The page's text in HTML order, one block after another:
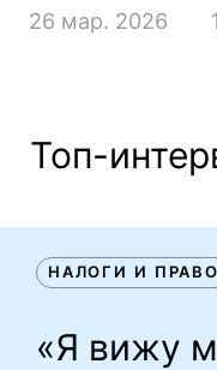
26 мар. 2026
Топ-
НАЛОГИ И ПРАВО
«Я вижу